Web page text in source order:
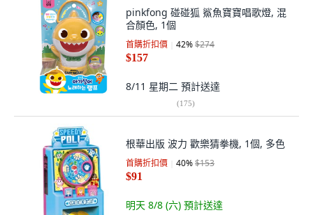
pinkfong 碰碰狐 鯊魚寶寶唱歌燈, 混
合顏色, 1個
首購折扣價 42%$274
$157
8/11 星期二 預計送達
(175)
根華出版 波力 歡樂猜拳機, 1個, 多色
首購折扣價 40%$153
$91
明天 8/8 (六) 預計送達